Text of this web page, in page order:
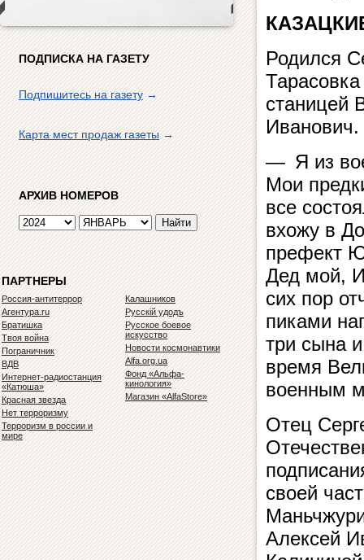
ПОДПИСКА НА ГАЗЕТУ
Подпишитесь на газету→
Карта мест продаж газеты→
АРХИВ НОМЕРОВ
ПАРТНЕРЫ
Россия-антитеррор
Агентура.ru
Братишка
Твоя война
Пограничник
ВДВ
Интернет-радиостанция
«Катюша»
Красная звезда
Нет терроризму
Терроризм в россии и
мире
Калашников
Русскiй удодъ
Русское боевое
искусство
Новости космонавтики
Alfa.org.ua
Фонд «Альфа-
кинология»
Магазин «AlfaStore»
Родился
станицей
— Я из
Мои
все
вхожу в
префект
Дед мой,
сих пор
пиками
три сына
время
военным
Отец
своей
Алексей